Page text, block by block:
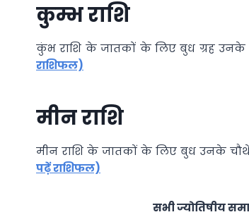
कुम्भ राशि
कुंभ राशि के जातकों के लिए बुध ग्रह
राशिफल)
मीन राशि
मीन राशि के जातकों के लिए बुध उनके
पढ़ें राशिफल)
सभी ज्योतिषीय